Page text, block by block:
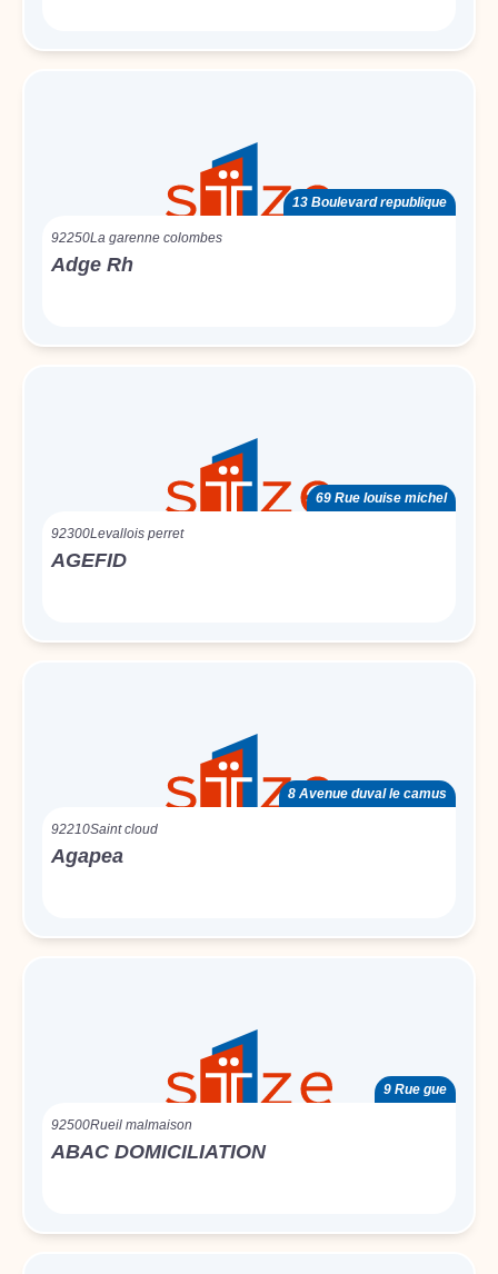
13 Boulevard republique
92250La garenne colombes
Adge Rh
69 Rue louise michel
92300Levallois perret
AGEFID
8 Avenue duval le camus
92210Saint cloud
Agapea
9 Rue gue
92500Rueil malmaison
ABAC DOMICILIATION